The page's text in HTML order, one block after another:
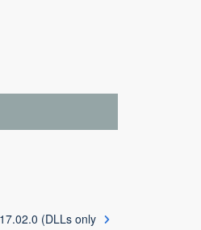
(DLLs only